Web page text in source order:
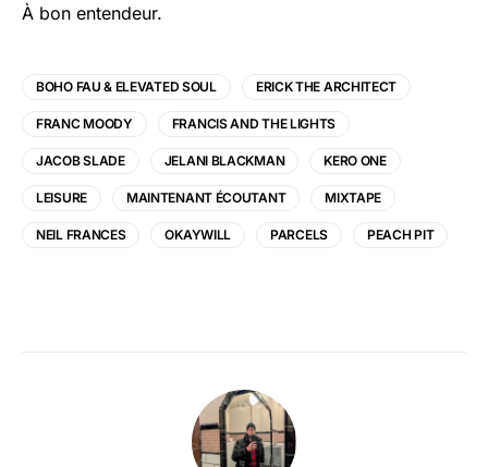
À bon entendeur.
BOHO FAU & ELEVATED SOUL ERICK THE ARCHITECT
FRANC MOODY FRANCIS AND THE LIGHTS
JACOB SLADE JELANI BLACKMAN KERO ONE
LEISURE MAINTENANT ÉCOUTANT MIXTAPE
NEIL FRANCES OKAYWILL PARCELS PEACH PIT